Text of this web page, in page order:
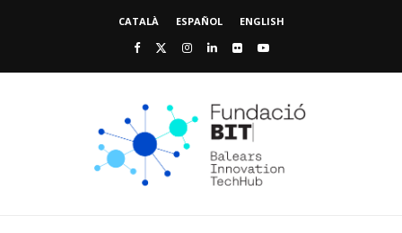
CATALÀ ESPAÑOL ENGLISH